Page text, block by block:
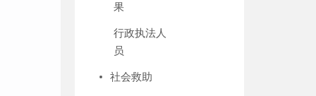
果
行政执法人
员
社会救助